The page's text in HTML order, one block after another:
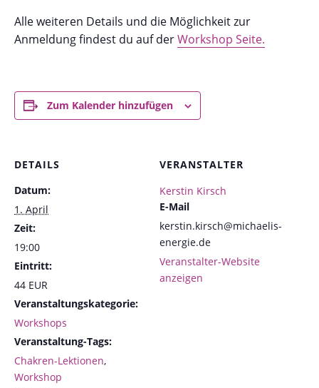
Alle weiteren Details und die Möglichkeit zur
Anmeldung findest du auf derWorkshop Seite.
Zum Kalender hinzufügen
DETAILS
Datum:
1. April
Zeit:
19:00
Eintritt:
44 EUR
Veranstaltungskategorie:
Workshops
Veranstaltung-Tags:
Chakren-Lektionen,
Workshop
VERANSTALTER
Kerstin Kirsch
E-Mail
kerstin.kirsch@michaelis-
energie.de
Veranstalter-Website
anzeigen